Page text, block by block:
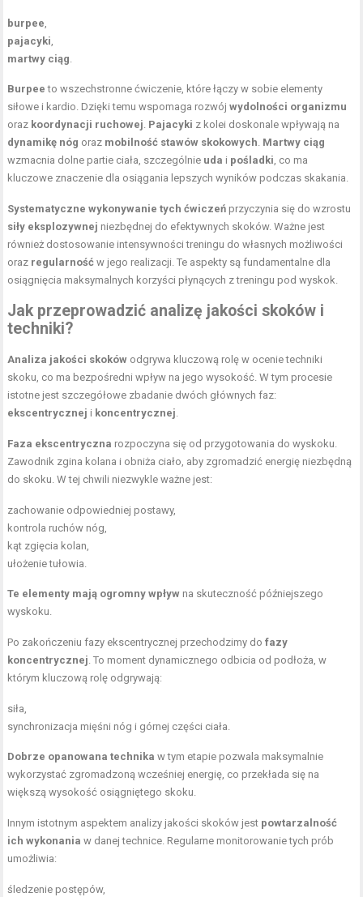
burpee,
pajacyki,
martwy ciąg.
Burpee to wszechstronne ćwiczenie, które łączy w sobie elementy
siłowe i kardio. Dzięki temu wspomaga rozwójwydolności organizmu
oraz koordynacji ruchowej. Pajacyki z kolei doskonale wpływają na
dynamikę nóg oraz mobilność stawów skokowych. Martwy ciąg
wzmacnia dolne partie ciała, szczególnie uda i pośladki, co ma
kluczowe znaczenie dla osiągania lepszych wyników podczas skakania.
Systematyczne wykonywanie tych ćwiczeń przyczynia się do wzrostu
siły eksplozywnej niezbędnej do efektywnych skoków. Ważne jest
również dostosowanie intensywności treningu do własnych możliwości
oraz regularność w jego realizacji. Te aspekty są fundamentalne dla
osiągnięcia maksymalnych korzyści płynących z treningu pod wyskok.
Jak przeprowadzić analizę jakości skoków i
techniki?
Analiza jakości skoków odgrywa kluczową rolę w ocenie techniki
skoku, co ma bezpośredni wpływ na jego wysokość. W tym procesie
istotne jest szczegółowe zbadanie dwóch głównych faz:
ekscentrycznej i koncentrycznej.
Faza ekscentryczna rozpoczyna się od przygotowania do wyskoku.
Zawodnik zgina kolana i obniża ciało, aby zgromadzić energię niezbędną
do skoku. W tej chwili niezwykle ważne jest:
zachowanie odpowiedniej postawy,
kontrola ruchów nóg,
kąt zgięcia kolan,
ułożenie tułowia.
Te elementy mają ogromny wpływ na skuteczność późniejszego
wyskoku.
Po zakończeniu fazy ekscentrycznej przechodzimy dofazy
koncentrycznej. To moment dynamicznego odbicia od podłoża, w
którym kluczową rolę odgrywają:
siła,
synchronizacja mięśni nóg i górnej części ciała.
Dobrze opanowana technika w tym etapie pozwala maksymalnie
wykorzystać zgromadzoną wcześniej energię, co przekłada się na
większą wysokość osiągniętego skoku.
Innym istotnym aspektem analizy jakości skoków jest powtarzalność
ich wykonania w danej technice. Regularne monitorowanie tych prób
umożliwia:
śledzenie postępów,